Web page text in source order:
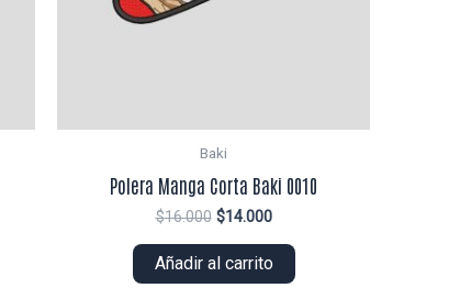
Baki
Polera Manga Corta Baki 0010
$16.000 El
original
era:
$14.000El
actual
es:
Añadir al carrito